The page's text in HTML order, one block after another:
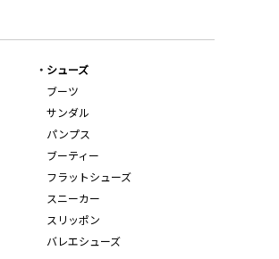
シューズ
ブーツ
サンダル
パンプス
ブーティー
フラットシューズ
スニーカー
スリッポン
バレエシューズ